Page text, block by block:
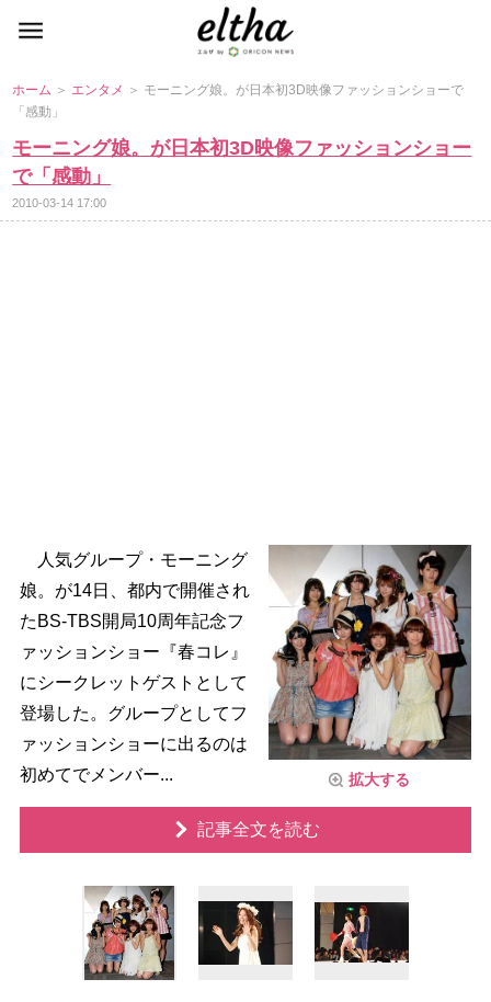
ホーム ＞ エンタメ ＞ モーニング娘。が日本初3D映像ファッションショーで
「感動」
モーニング娘。が日本初3D映像ファッションショー
で「感動」
2010-03-14 17:00
拡大する
人気グループ・モーニング
娘。が14日、都内で開催され
たBS-TBS開局10周年記念フ
ァッションショー『春コレ』
にシークレットゲストとして
登場した。グループとしてフ
ァッションショーに出るのは
初めてでメンバー...
記事全文を読む